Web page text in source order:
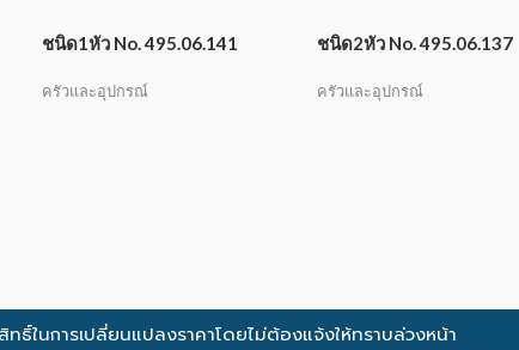
ชนิด1หัว No. 495.06.141
ครัวและอุปกรณ์
ชนิด2หัว No. 495.06.137
ครัวและอุปกรณ์
ธิ์ในการเปลี่ยนแปลงราคาโดยไม่ต้องแจ้งให้ทราบล่วงหน้า